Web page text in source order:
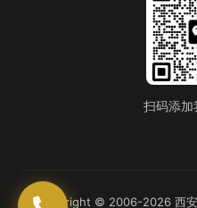
扫码添加
Copyright © 2006-2026 西安